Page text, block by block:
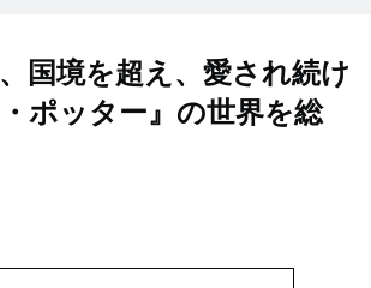
国境を超え、愛され続け
ポッター』の世界を総